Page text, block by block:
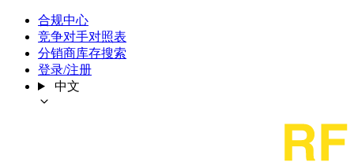
合规中心
竞争对手对照表
分销商库存搜索
登录/注册
中文